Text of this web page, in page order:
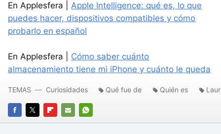
En Applesfera | Apple Intelligence: qué es, lo que
puedes hacer, dispositivos compatibles y cómo
probarlo en español
En Applesfera | Cómo saber cuánto
almacenamiento tiene mi iPhone y cuánto le queda
FACEBOOK
TWITTERFLIPBOARD
E-
WHATSAPP
TEMAS Curiosidades Qué fue de Quién es